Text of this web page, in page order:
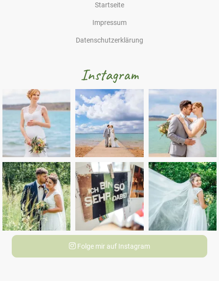
Startseite
Impressum
Datenschutzerklärung
Instagram
Folge mir auf Instagram